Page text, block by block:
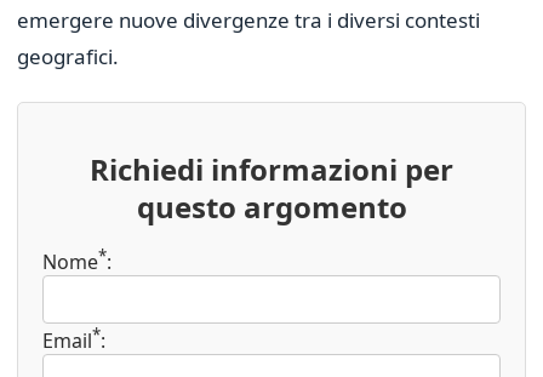
emergere nuove divergenze tra i diversi contesti
geografici.
Richiedi informazioni per
questo argomento
Nome*:
Email*: